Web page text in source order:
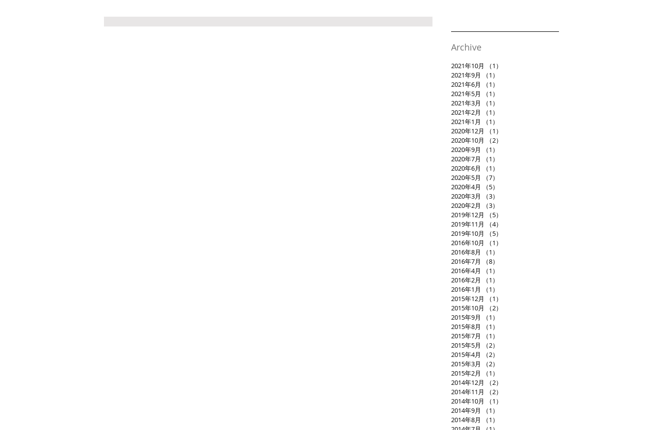
Archive
2021年10月 （1）
2021年9月
（1）
2021年6月
（1）
2021年5月
（1）
2021年3月
（1）
2021年2月
（1）
2021年1月
（1）
2020年12月
（1）
2020年10月
（2）
2020年9月
（1）
2020年7月
（1）
2020年6月
（1）
2020年5月
（7）
2020年4月
（5）
2020年3月
（3）
2020年2月
（3）
2019年12月
（5）
2019年11月
（4）
2019年10月
（5）
2016年10月
（1）
2016年8月
（1）
2016年7月
（8）
2016年4月
（1）
2016年2月
（1）
2016年1月
（1）
2015年12月
（1）
2015年10月
（2）
2015年9月
（1）
2015年8月
（1）
2015年7月
（1）
2015年5月
（2）
2015年4月
（2）
2015年3月
（2）
2015年2月
（1）
2014年12月
（2）
2014年11月
（2）
2014年10月
（1）
2014年9月
（1）
2014年8月
（1）